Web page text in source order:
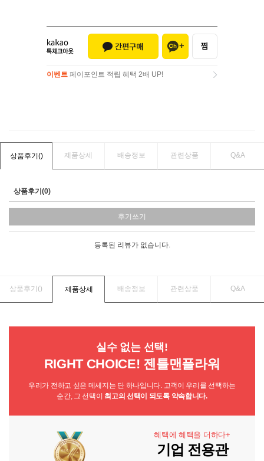
이벤트 페이포인트 적립 혜택 2배 UP!
상품후기() 제품상세 배송정보 관련상품 Q&A
상품후기(0)
후기쓰기
등록된 리뷰가 없습니다.
상품후기() 제품상세 배송정보 관련상품 Q&A
실수 없는 선택!
RIGHT CHOICE! 젠틀맨플라워
우리가 전하고 싶은 메세지는 단 하나입니다. 고객이 우리를 선택하는
순간, 그 선택이 최고의 선택이 되도록 약속합니다.
혜택에 혜택을 더하다+
기업 전용관